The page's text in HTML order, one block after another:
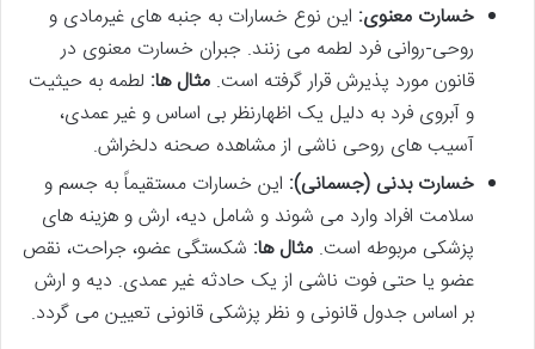
خسارت معنوی: این نوع خسارات به جنبه های غیرمادی و
روحی-روانی فرد لطمه می زنند. جبران خسارت معنوی در
قانون مورد پذیرش قرار گرفته است. مثال ها: لطمه به حیثیت
و آبروی فرد به دلیل یک اظهارنظر بی اساس و غیر عمدی،
آسیب های روحی ناشی از مشاهده صحنه دلخراش.
خسارت بدنی (جسمانی): این خسارات مستقیماً به جسم و
سلامت افراد وارد می شوند و شامل دیه، ارش و هزینه های
پزشکی مربوطه است. مثال ها: شکستگی عضو، جراحت، نقص
عضو یا حتی فوت ناشی از یک حادثه غیر عمدی. دیه و ارش
بر اساس جدول قانونی و نظر پزشکی قانونی تعیین می گردد.